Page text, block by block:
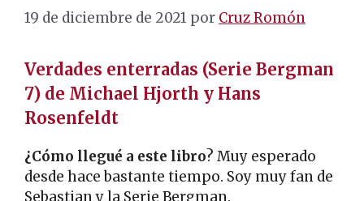
19 de diciembre de 2021 por Cruz Romón
Verdades enterradas (Serie Bergman
7) de Michael Hjorth y Hans
Rosenfeldt
¿Cómo llegué a este libro? Muy esperado
desde hace bastante tiempo. Soy muy fan de
Sebastian y la Serie Bergman.